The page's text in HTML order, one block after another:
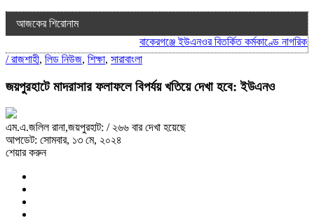
আজকের শিরোনাম
বাকেরগঞ্জে ইউএনওর বিতর্কিত কর্মকাণ্ডে নাগরিক
/রাজশাহী, লিড নিউজ, শিক্ষা, সারাবাংলা
জয়পুরহাটে মাদরাসার ফলাফলে বিপর্যয় খতিয়ে দেখা হবে: ইউএনও
এম.এ.জলিল রানা,জয়পুরহাট: / ২৬৬ বার দেখা হয়েছে
আপডেট: সোমবার, ১৩ মে, ২০২৪
শেয়ার করুন